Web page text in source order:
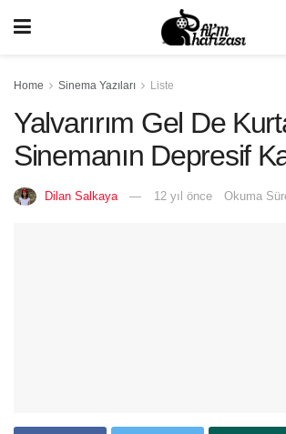
Home Sinema Yazıları Liste
Yalvarırım Gel De
Sinemanın Depresif
Dilan Salkaya 12 yıl önce Okuma